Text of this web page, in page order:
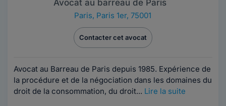
Avocat au barreau de Paris
Paris, Paris 1er, 75001
Contacter cet avocat
Avocat au Barreau de Paris depuis 1985. Expérience de
la procédure et de la négociation dans les domaines du
droit de la consommation, du droit... Lire la suite